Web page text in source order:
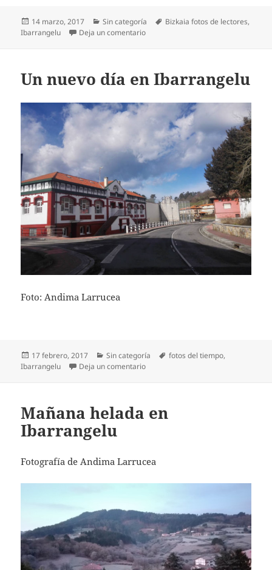
Publicado
el
14 marzo, 2017 Categorías
Sin categoría Etiquetas
Bizkaia fotos de lectores,
Ibarrangelu
Deja un comentarioen Busto de D.Luis San Salvador
Un nuevo día en Ibarrangelu
Foto: Andima Larrucea
Publicado
el
17 febrero, 2017 Categorías
Sin categoría Etiquetas
fotos del tiempo,
Ibarrangelu
Deja un comentarioen Un nuevo día en Ibarrangelu
Mañana helada en
Ibarrangelu
Fotografía de Andima Larrucea